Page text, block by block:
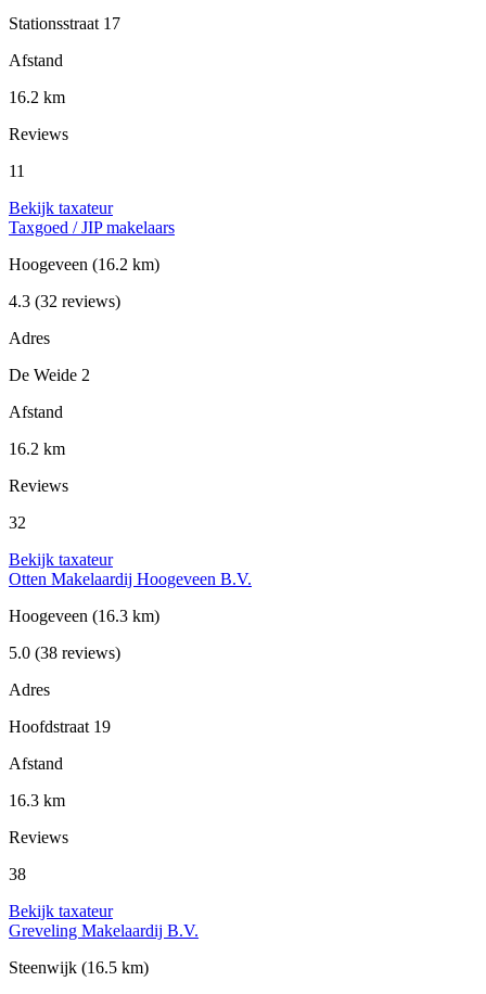
Stationsstraat 17
Afstand
16.2 km
Reviews
11
Bekijk taxateur
Taxgoed / JIP makelaars
Hoogeveen (16.2 km)
4.3 (32 reviews)
Adres
De Weide 2
Afstand
16.2 km
Reviews
32
Bekijk taxateur
Otten Makelaardij Hoogeveen B.V.
Hoogeveen (16.3 km)
5.0 (38 reviews)
Adres
Hoofdstraat 19
Afstand
16.3 km
Reviews
38
Bekijk taxateur
Greveling Makelaardij B.V.
Steenwijk (16.5 km)